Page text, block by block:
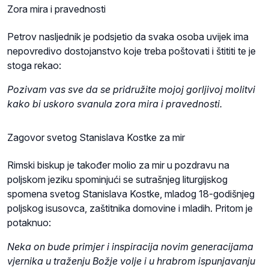
Zora mira i pravednosti
Petrov nasljednik je podsjetio da svaka osoba uvijek ima
nepovredivo dostojanstvo koje treba poštovati i štititi te je
stoga rekao:
Pozivam vas sve da se pridružite mojoj gorljivoj molitvi
kako bi uskoro svanula zora mira i pravednosti.
Zagovor svetog Stanislava Kostke za mir
Rimski biskup je također molio za mir u pozdravu na
poljskom jeziku spominjući se sutrašnjeg liturgijskog
spomena svetog Stanislava Kostke, mladog 18-godišnjeg
poljskog isusovca, zaštitnika domovine i mladih. Pritom je
potaknuo:
Neka on bude primjer i inspiracija novim generacijama
vjernika u traženju Božje volje i u hrabrom ispunjavanju